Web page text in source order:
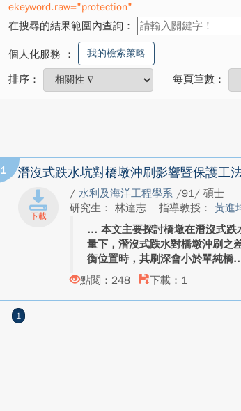
ekeyword.raw="protection"
在搜尋的結果範圍內查詢：
個人化服務 ： 我的檢索策略
排序： 每頁筆數：
1 潛沒式跌水坑對橋墩沖刷影響暨保護工
/ 水利及海洋工程學系 /91/ 碩士
研究生： 林達志
指導教授： 黃進
本文主要探討橋墩在潛沒式
量下，潛沒式跌水對橋墩沖刷之
衡位置時，其刷深會小於單純橋
點閱：248
下載：1
1